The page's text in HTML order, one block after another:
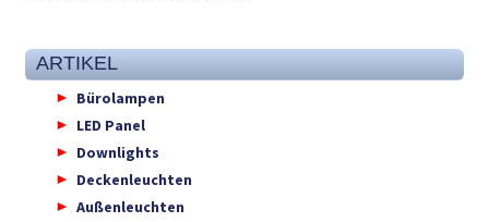
ARTIKEL
Bürolampen
LED Panel
Downlights
Deckenleuchten
Außenleuchten